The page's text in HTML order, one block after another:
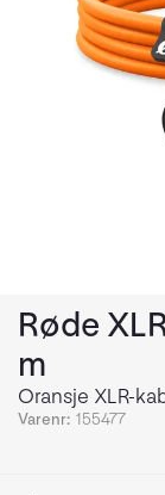
Røde
m
Oransje XLR-
Varenr: 155477